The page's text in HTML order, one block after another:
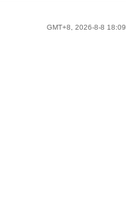
GMT+8, 2026-8-8 18:09